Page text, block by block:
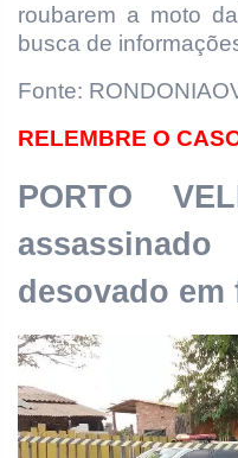
roubarem a moto
busca de
Fonte:
RELEMBRE O
PORTO
desovado em